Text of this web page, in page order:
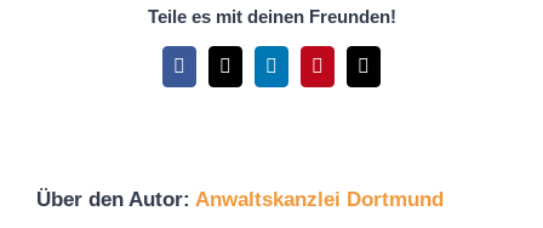
Teile es mit deinen Freunden!
Facebook
X LinkedInPinterest
E-
Mail
Über den Autor: Anwaltskanzlei Dortmund